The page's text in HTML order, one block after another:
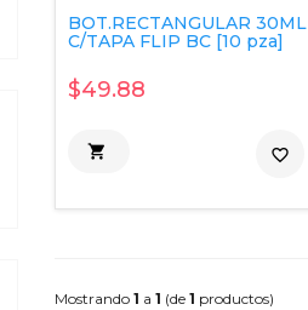
BOT.RECTANGULAR 30ML
C/TAPA FLIP BC [10 pza]
$49.88
 favorite_border
Mostrando 1 a 1 (de 1 productos)